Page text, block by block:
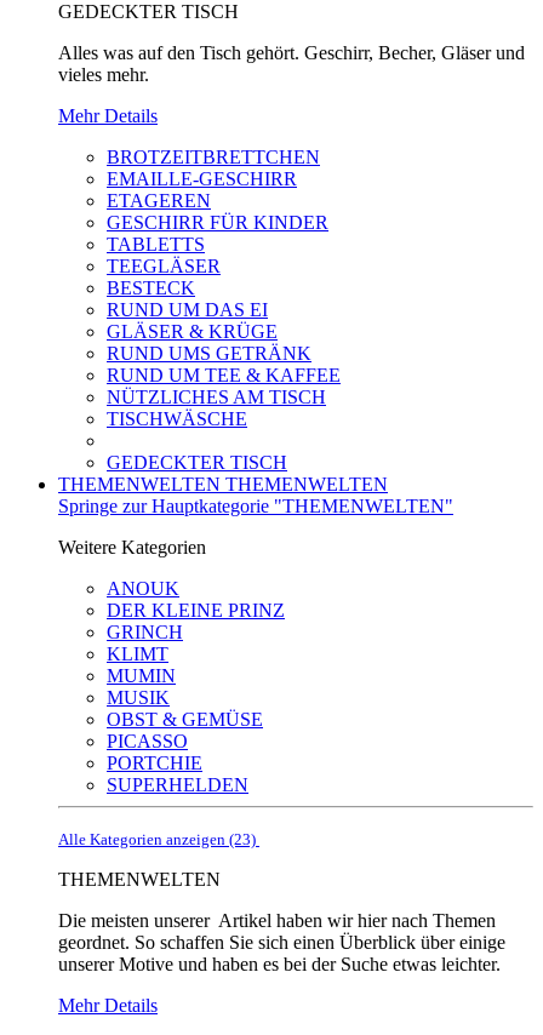
GEDECKTER TISCH
Alles was auf den Tisch gehört. Geschirr, Becher, Gläser und
vieles mehr.
Mehr Details
BROTZEITBRETTCHEN
EMAILLE-GESCHIRR
ETAGEREN
GESCHIRR FÜR KINDER
TABLETTS
TEEGLÄSER
BESTECK
RUND UM DAS EI
GLÄSER & KRÜGE
RUND UMS GETRÄNK
RUND UM TEE & KAFFEE
NÜTZLICHES AM TISCH
TISCHWÄSCHE
GEDECKTER TISCH
THEMENWELTEN THEMENWELTEN
Springe zur Hauptkategorie "THEMENWELTEN"
Weitere Kategorien
ANOUK
DER KLEINE PRINZ
GRINCH
KLIMT
MUMIN
MUSIK
OBST & GEMÜSE
PICASSO
PORTCHIE
SUPERHELDEN
Alle Kategorien anzeigen (23)
THEMENWELTEN
Die meisten unserer Artikel haben wir hier nach Themen
geordnet. So schaffen Sie sich einen Überblick über einige
unserer Motive und haben es bei der Suche etwas leichter.
Mehr Details